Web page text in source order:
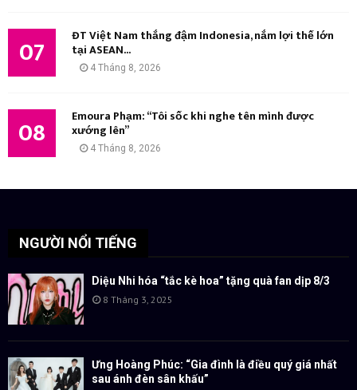
07 ĐT Việt Nam thắng đậm Indonesia, nắm lợi thế lớn
tại ASEAN...
4 Tháng 8, 2026
08 Emoura Phạm: “Tôi sốc khi nghe tên mình được
xướng lên”
4 Tháng 8, 2026
NGƯỜI NỔI TIẾNG
Diệu Nhi hóa “tắc kè hoa” tặng quà fan dịp 8/3
8 Tháng 3, 2025
Ưng Hoàng Phúc: “Gia đình là điều quý giá nhất
sau ánh đèn sân khấu”